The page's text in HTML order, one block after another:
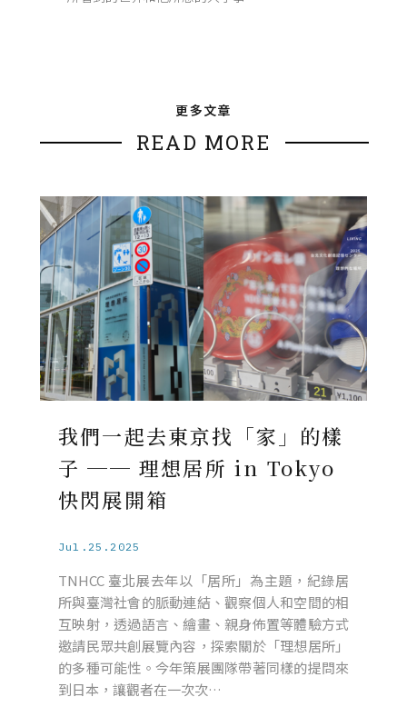
更多文章
READ MORE
我們一起去東京找「家」的樣
子 ── 理想居所 in Tokyo
快閃展開箱
Jul.25.2025
TNHCC 臺北展去年以「居所」為主題，紀錄居
所與臺灣社會的脈動連結、觀察個人和空間的相
互映射，透過語言、繪畫、親身佈置等體驗方式
邀請民眾共創展覽內容，探索關於「理想居所」
的多種可能性。今年策展團隊帶著同樣的提問來
到日本，讓觀者在一次次…